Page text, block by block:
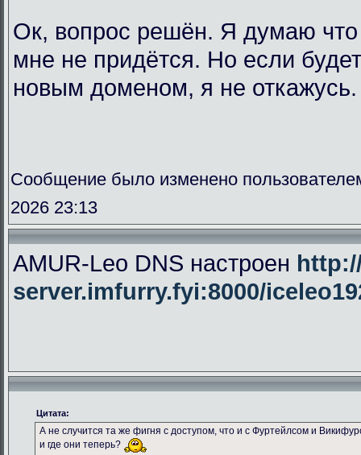
Ок, вопрос решён. Я думаю что
мне не придётся. Но если
новым доменом, я не откажусь.
Сообщение было изменено
2026 23:13
AMUR-Leo DNS настроен
server.imfurry.fyi:8000/
Цитата:
А не случится та же фигня с доступом, что и с Фуртейлсом и
и где они теперь?